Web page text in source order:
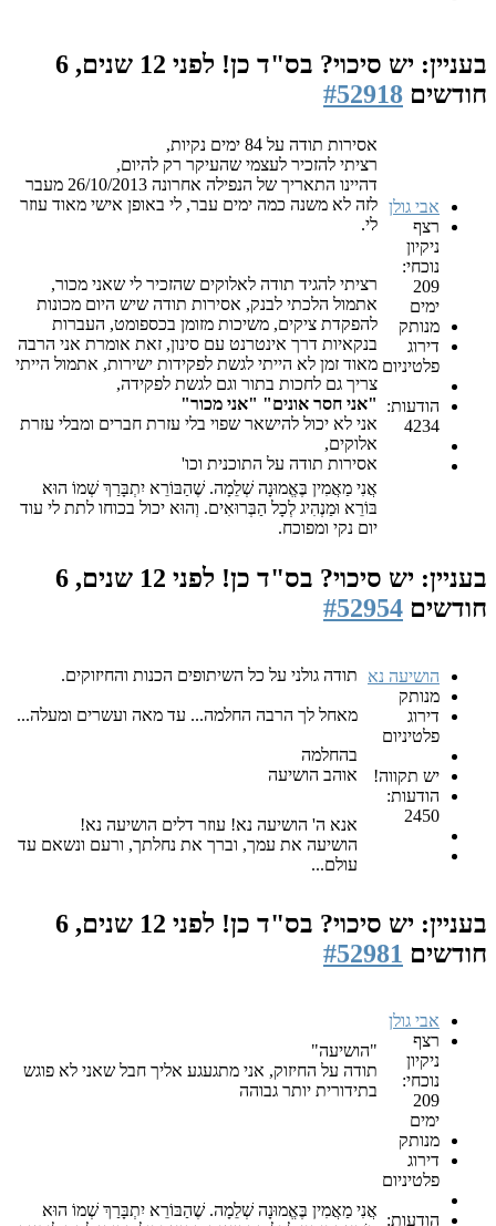
בעניין: יש סיכוי? בס"ד כן!
לפני 12 שנים, 6
חודשים #52918
אבי גולן
רצף
ניקיון
נוכחי:
209
ימים
מנותק
דירוג
פלטיניום
הודעות:
4234
אסירות תודה על 84 ימים נקיות,
רציתי להזכיר לעצמי שהעיקר רק להיום,
דהיינו התאריך של הנפילה אחרונה 26/10/2013 מעבר
לזה לא משנה כמה ימים עבר, לי באופן אישי מאוד עוזר
לי.
רציתי להגיד תודה לאלוקים שהזכיר לי שאני מכור,
אתמול הלכתי לבנק, אסירות תודה שיש היום מכונות
להפקדת ציקים, משיכות מזומן בכספומט, העברות
בנקאיות דרך אינטרנט עם סינון, זאת אומרת אני הרבה
מאוד זמן לא הייתי לגשת לפקידות ישירות, אתמול הייתי
צריך גם לחכות בתור וגם לגשת לפקידה,
"אני חסר אונים" "אני מכור"
אני לא יכול להישאר שפוי בלי עזרת חברים ומבלי עזרת
אלוקים,
אסירות תודה על התוכנית וכו'
אֲנִי מַאֲמִין בֶּאֱמוּנָה שְׁלֵמָה. שֶׁהַבּוֹרֵא יִתְבָּרַךְ שְׁמוֹ הוּא
בּוֹרֵא וּמַנְהִיג לְכָל הַבְּרוּאִים. וְהוּא יכול בכוחו לתת לי עוד
יום נקי ומפוכח.
בעניין: יש סיכוי? בס"ד כן!
לפני 12 שנים, 6
חודשים #52954
הושיעה נא
מנותק
דירוג
פלטיניום
יש תקווה!
הודעות:
2450
תודה גולני על כל השיתופים הכנות והחיזוקים.
מאחל לך הרבה החלמה... עד מאה ועשרים ומעלה...
בהחלמה
אוהב הושיעה
אנא ה' הושיעה נא! עוזר דלים הושיעה נא!
הושיעה את עמך, וברך את נחלתך, ורעם ונשאם עד
עולם...
בעניין: יש סיכוי? בס"ד כן!
לפני 12 שנים, 6
חודשים #52981
אבי גולן
רצף
ניקיון
נוכחי:
209
ימים
מנותק
דירוג
פלטיניום
הודעות:
"הושיעה"
תודה על החיזוק, אני מתגעגע אליך חבל שאני לא פוגש
בתידורית יותר גבוהה
אֲנִי מַאֲמִין בֶּאֱמוּנָה שְׁלֵמָה. שֶׁהַבּוֹרֵא יִתְבָּרַךְ שְׁמוֹ הוּא